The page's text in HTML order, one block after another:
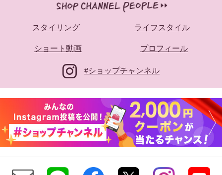
スタイリング ライフスタイル
ショート動画 プロフィール
#ショップチャンネル